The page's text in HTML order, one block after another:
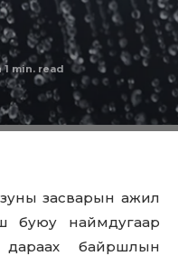
min. read
засварын ажил
буюу наймдугаар
дараах байршлын